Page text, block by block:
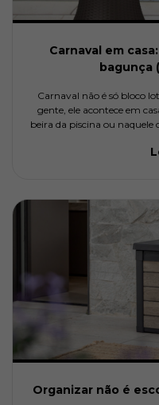
Carnaval em
bagunça
Carnaval não é só bloco
gente, ele acontece em
beira da piscina ou
Organizar não é